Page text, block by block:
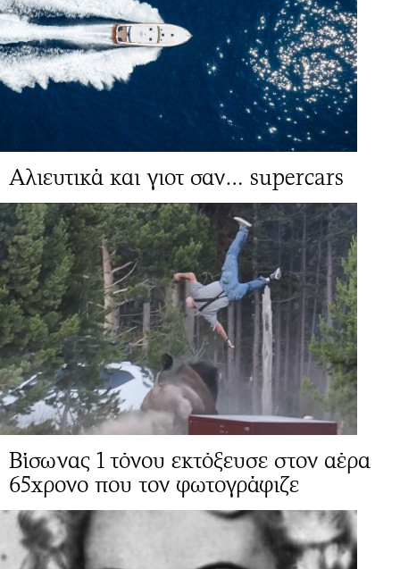
Αλιευτικά και γιοτ σαν… supercars
Βίσωνας 1 τόνου εκτόξευσε στον αέρα
65χρονο που τον φωτογράφιζε